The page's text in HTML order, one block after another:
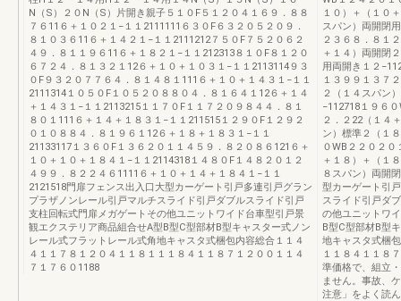
N（S）２０N（S）片開き親子５１０F５１２０４１６９．８８
７６11６＋１０２１−１１2111111６３０F６３２０５２０９．
８１０３６11６＋１４２１−１１2111212７５０F７５２０６２
４９．８１１９６11６＋１８２１−１１212313８１０F８１２０
６７２４．８１３２１12６＋１０＋１０３１−１１2113114９３
０F９３２０７７６４．８１４８１111６＋１０＋１４３１−１１
2111314１０５０F１０５２０８８０４．８１６４１12６＋１４
＋１４３１−１１2113215１１７０F１１７２０９８４４．８１
８０１111６＋１４＋１８３１−１１211515１２９０F１２９２
０１０８８４．８１９６１12６＋１８＋１８３１−１１
21133117１３６０F１３６２０１１４５９．８２０８６121６＋
１０＋１０＋１８４１−１１2114318１４８０F１４８２０１２
４９９．８２２４６1111６＋１０＋１４＋１８４１−１１
2121518門扉フェンス出入口大型カーゲート引戸多連引戸グラン
プラザノンレール引戸マルチスライド引戸ダブルスライド引戸
支柱回転式門扉メガゲートその他ユニットワイド台車型引戸景
観エクステリア商品組合せA型B型C型部材B型キャスター式ノン
レール式フラットレール式角地キャスタ式梱包内容総合１１４
４１１７８１２０４１１８１１１８４１１８７１２００１１４
７１７６０1188
１０）＋（１０
スパン）両開閉
２３６８．８１
＋１４）両開閉
用両開き１２
１３９９１３７
２（１４スパン
−112718１９６
２．２22（１４
ン）標準２（１
０WB２２０２
＋１８）＋（１
８スパン）両開
型カーゲート引
スライド引戸ダ
の他ユニットワ
B型C型部材B型
地キャスタ式梱
１１８４１１８
準価格で、組立
ません。事故、
注意」をよく読